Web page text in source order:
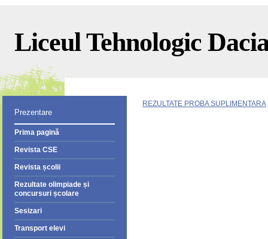
Liceul Tehnologic
Prezentare
Prima pagină
Revista CSE
Revista școlii
Rezultate olimpiade și
concursuri școlare
Sesizari
Transport elevi
REZULTATE PROBA SUPLIMENTARA